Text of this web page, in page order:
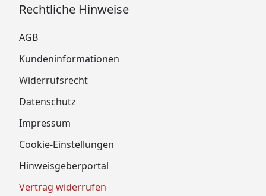
Rechtliche Hinweise
AGB
Kundeninformationen
Widerrufsrecht
Datenschutz
Impressum
Cookie-Einstellungen
Hinweisgeberportal
Vertrag widerrufen